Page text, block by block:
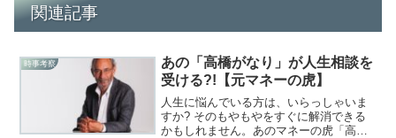
関連記事
時事考察
あの「高橋がなり」が人生相談を
受ける?!【元マネーの虎】
人生に悩んでいる方は、いらっしゃいま
すか? そのもやもやをすぐに解消できる
かもしれません。あのマネーの虎「高橋